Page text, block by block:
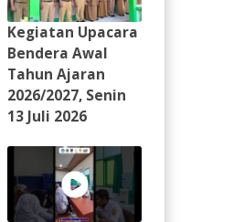
Kegiatan Upacara
Bendera Awal
Tahun Ajaran
2026/2027, Senin
13 Juli 2026